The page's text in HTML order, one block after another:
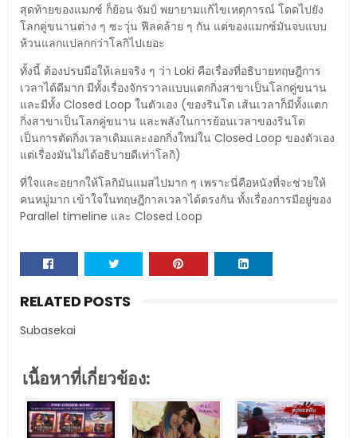
สุดท้ายของแมกซ์ ก็ย้อน จัมป์ พยายามแก้ไขเหตุการณ์ โดดไปยัง
โลกคู่ขนานต่าง ๆ ซะวุ่น ฟีลคล้าย ๆ กัน แต่ของแมกซ์มันจบแบบ
ห้วนแลกแปลกกว่าโลกิไปเยอะ
ทั้งนี้ ต้องปรบมือให้เลยจริง ๆ ว่า Loki คือเรื่องที่อธิบายทฤษฎีการ
เวลาได้ดีมาก มีทั้งเรื่องจักรวาลแบบแตกกิ่งสาขาเป็นโลกคู่ขนาน
และมีทั้ง Closed Loop ในตัวเอง (ของรินโด เส้นเวลาก็มีทั้งแตก
กิ่งสาขาเป็นโลกคู่ขนาน และพลังในการย้อนเวลาของรินโด
เป็นการตัดกิ่งเวลาเดิมและงอกกิ่งใหม่ใน Closed Loop ของตัวเอง
แต่เรื่องมันไม่ได้อธิบายดีเท่าโลกิ)
ที่ใจและอยากให้โลกิมันแมสไปมาก ๆ เพราะนี่คือหนังที่จะช่วยให้
คนหมู่มาก เข้าใจในทฤษฎีกาลเวลาได้ตรงกัน ทั้งเรื่องการมีอยู่ของ
Parallel timeline และ Closed Loop
RELATED POSTS
Subasekai
เนื้อหาที่เกี่ยวข้อง: